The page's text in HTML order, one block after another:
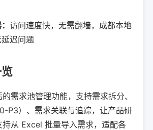
访问速度快，无需翻墙，成都本地
迟问题
的需求池管理功能，支持需求拆分、
P3）、需求关联与追踪，让产品研
持从 Excel 批量导入需求，适配各